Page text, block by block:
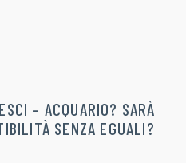
– ACQUARIO? SARÀ
SENZA EGUALI?